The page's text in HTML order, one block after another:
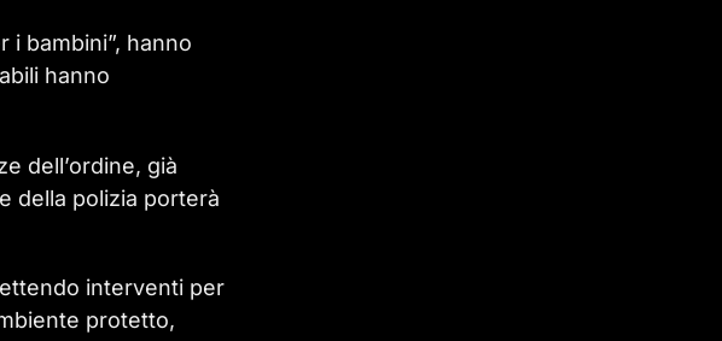
i bambini”, hanno
hanno
dell’ordine, già
della polizia porterà
interventi per
protetto,